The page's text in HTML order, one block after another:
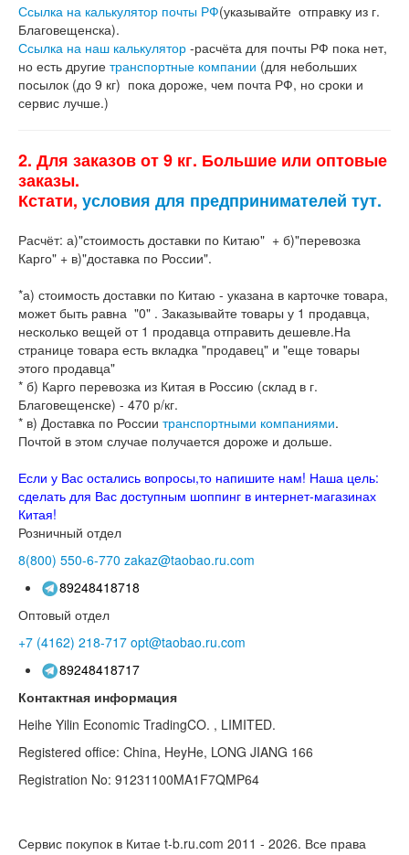
Ссылка на калькулятор почты РФ(указывайте отправку из г.
Благовещенска).
Ссылка на наш калькулятор -расчёта для почты РФ пока нет,
но есть другие транспортные компании (для небольших
посылок (до 9 кг) пока дороже, чем почта РФ, но сроки и
сервис лучше.)
2. Для заказов от 9 кг. Большие или оптовые
заказы.
Кстати, условия для предпринимателей тут.
Расчёт: а)"стоимость доставки по Китаю" + б)"перевозка
Карго" + в)"доставка по России".
*а) стоимость доставки по Китаю - указана в карточке товара,
может быть равна "0" . Заказывайте товары у 1 продавца,
несколько вещей от 1 продавца отправить дешевле.На
странице товара есть вкладка "продавец" и "еще товары
этого продавца"
* б) Карго перевозка из Китая в Россию (склад в г.
Благовещенске) - 470 р/кг.
* в) Доставка по России транспортными компаниями.
Почтой в этом случае получается дороже и дольше.
Если у Вас остались вопросы,то напишите нам! Наша цель:
сделать для Вас доступным шоппинг в интернет-магазинах
Китая!
Розничный отдел
8(800) 550-6-770 zakaz@taobao.ru.com
89248418718
Оптовый отдел
+7 (4162) 218-717 opt@taobao.ru.com
89248418717
Контактная информация
Heihe Yilin Economic TradingCO. , LIMITED.
Registered office: China, HeyHe, LONG JIANG 166
Registration No: 91231100MA1F7QMP64
Сервис покупок в Китае t-b.ru.com 2011 - 2026. Все права